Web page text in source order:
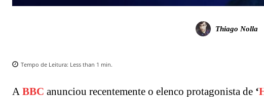
Thiago Nolla
Tempo de Leitura: Less than 1 min.
A BBC anunciou recentemente o elenco protagonista de ‘